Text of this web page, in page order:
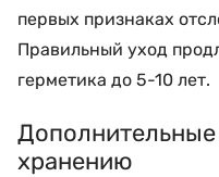
первых признаках
Правильный уход
герметика до 5-10 лет.
хранению